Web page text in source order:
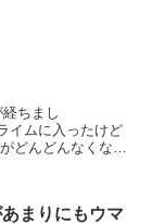
ちまし
イムに入ったけど
どんどんなくなっ
まりにもウマ